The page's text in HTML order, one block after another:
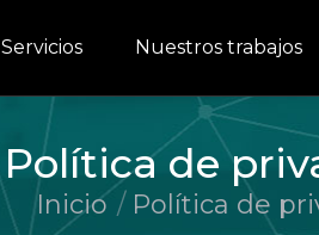
Servicios Nuestros trabajos
Política de
Estás aquí:
Inicio Política de